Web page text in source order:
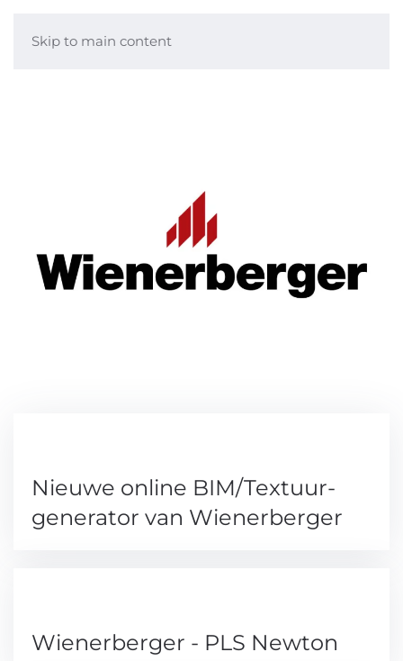
Skip to main content
Nieuwe online BIM/Textuur-
generator van Wienerberger
Wienerberger - PLS Newton